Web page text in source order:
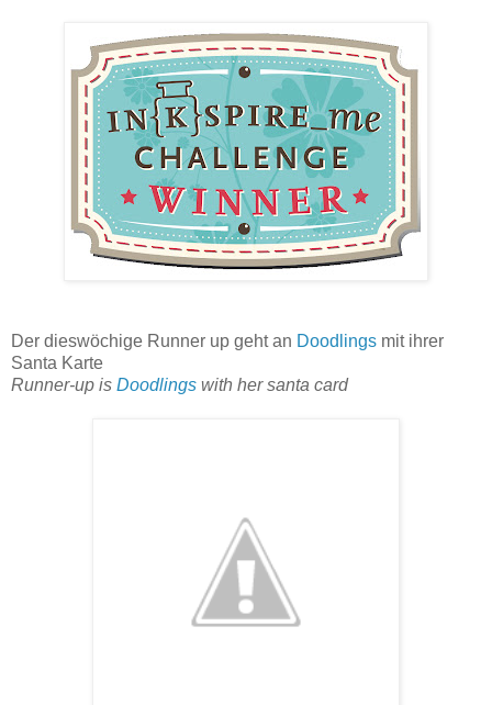
Der dieswöchige Runner up geht an Doodlings mit ihrer
Santa Karte
Runner-up is Doodlings with her santa card